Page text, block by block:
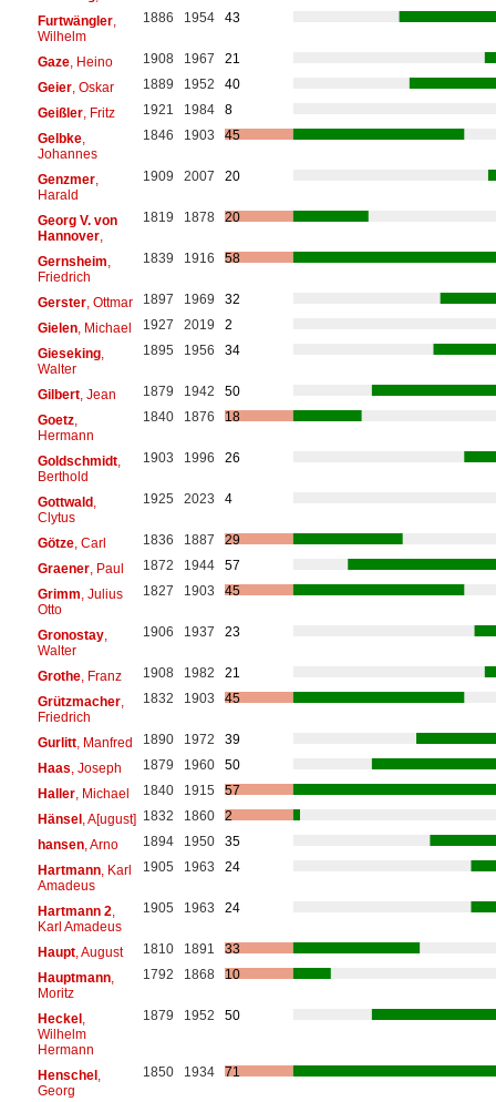
Furtwängler,
Wilhelm
1886 1954 43
Gaze, Heino 1908 1967
21
Geier, Oskar 1889 1952
40
Geißler, Fritz 1921 1984
8
Gelbke,
Johannes
1846 1903 45
Genzmer,
Harald
1909 2007 20
Georg V. von
Hannover,
1819 1878 20
Gernsheim
Friedrich
1839 1916 58
Gerster, Ottmar 1897 1969
32
Gielen, Michael 1927 2019
2
Gieseking,
Walter
1895 1956 34
Gilbert, Jean 1879 1942
50
Goetz,
Hermann
1840 1876 18
Goldschmidt,
Berthold
1903 1996 26
Gottwald,
Clytus
1925 2023 4
Götze, Carl 1836 1887
29
Graener, Paul 1872 1944
57
Grimm , Julius
Otto
1827 1903 45
Gronostay,
Walter
1906 1937 23
Grothe, Franz 1908 1982
21
Grützmacher,
Friedrich
1832 1903 45
Gurlitt, Manfred 1890 1972
39
Haas , Joseph 1879 1960
50
Haller, Michael 1840 1915
57
Hänsel, A[ugust] 1832 1860
2
hansen, Arno 1894 1950
35
Hartmann, Karl
Amadeus
1905 1963 24
Hartmann 2
Karl Amadeus
1905 1963 24
Haupt, August 1810 1891
33
Hauptmann,
Moritz
1792 1868 10
Heckel,
Wilhelm
Hermann
1879 1952 50
Henschel,
Georg
1850 1934 71